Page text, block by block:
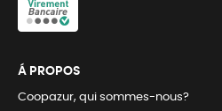
Á PROPOS
Coopazur, qui sommes-nous?